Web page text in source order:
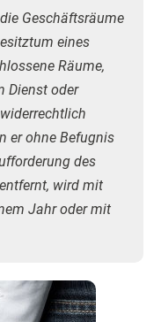
Geschäftsräume
eines
Räume,
Dienst oder
er ohne Befugnis
des
wird mit
Jahr oder mit